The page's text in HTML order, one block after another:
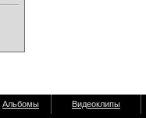
Альбомы Видеоклипы